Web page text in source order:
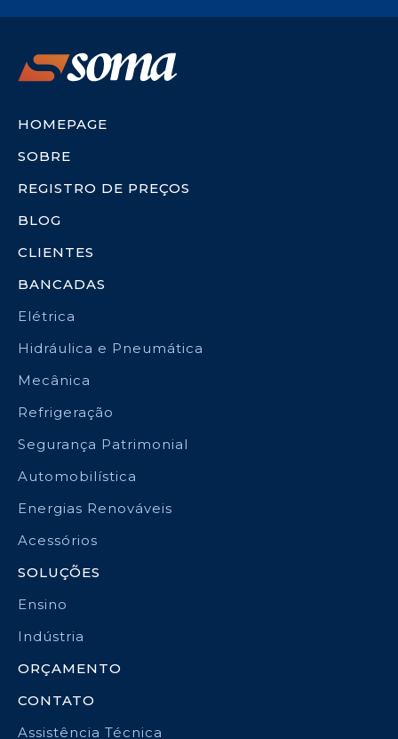
HOMEPAGE
SOBRE
REGISTRO DE PREÇOS
BLOG
CLIENTES
BANCADAS
Elétrica
Hidráulica e Pneumática
Mecânica
Refrigeração
Segurança Patrimonial
Automobilística
Energias Renováveis
Acessórios
SOLUÇÕES
Ensino
Indústria
ORÇAMENTO
CONTATO
Assistência Técnica